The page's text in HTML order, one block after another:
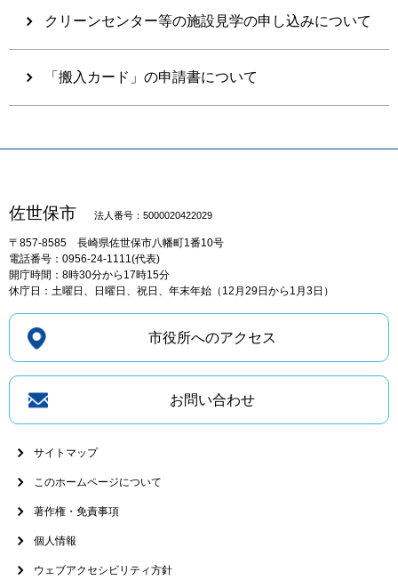
クリーンセンター等の施設見学の申し込みについて
「搬入カード」の申請書について
佐世保市 法人番号：5000020422029
〒857-8585 長崎県佐世保市八幡町1番10号
電話番号：0956-24-1111(代表)
開庁時間：8時30分から17時15分
休庁日：土曜日、日曜日、祝日、年末年始（12月29日から1月3日）
市役所へのアクセス
お問い合わせ
サイトマップ
このホームページについて
著作権・免責事項
個人情報
ウェブアクセシビリティ方針